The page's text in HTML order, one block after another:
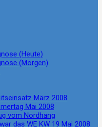
(Heute)
(Morgen)
März 2008
Mai 2008
vom Nordhang
das WE KW 19 Mai 2008